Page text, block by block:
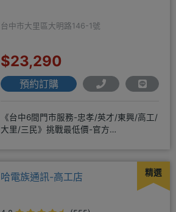
台中市大里區大明路146-1號
$23,290
預約訂購
《台中6間門市服務-忠孝/英才/東興/高工/
大里/三民》挑戰最低價-官方
精選
哈電族通訊-高工店